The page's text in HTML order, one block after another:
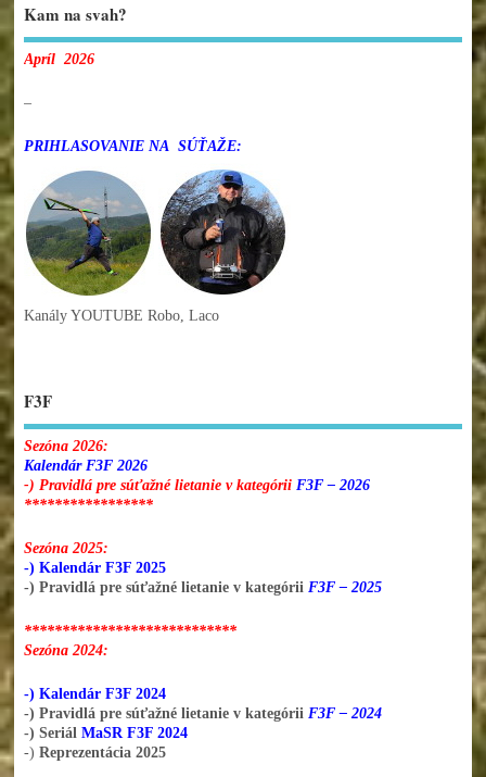
Kam na svah?
Apríl 2026
–
PRIHLASOVANIE NA SÚŤAŽE:
Kanály YOUTUBE Robo, Laco
F3F
Sezóna 2026:
Kalendár F3F 2026
-) Pravidlá pre súťažné lietanie v kategórii F3F – 2026
*****************
Sezóna 2025:
-) Kalendár F3F 2025
-) Pravidlá pre súťažné lietanie v kategórii F3F – 2025
****************************
Sezóna 2024:
-) Kalendár F3F 2024
-) Pravidlá pre súťažné lietanie v kategórii F3F – 2024
-) Seriál MaSR F3F 2024
-) Reprezentácia 2025